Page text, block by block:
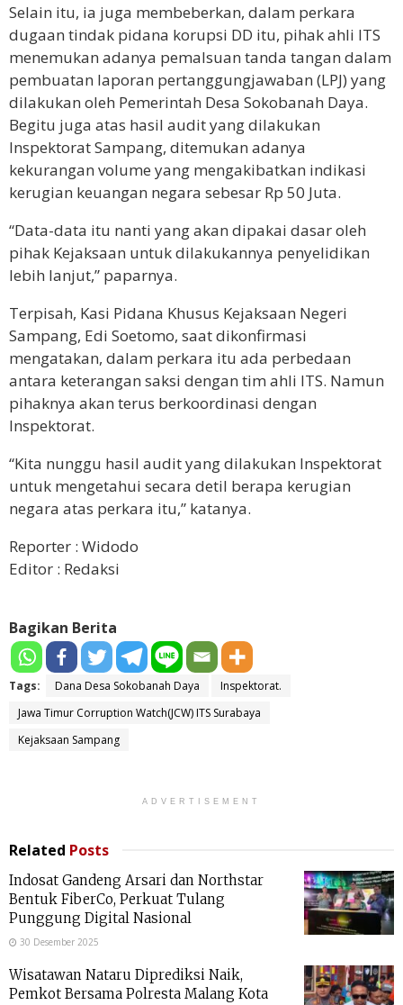
Selain itu, ia juga membeberkan, dalam perkara
dugaan tindak pidana korupsi DD itu, pihak ahli ITS
menemukan adanya pemalsuan tanda tangan dalam
pembuatan laporan pertanggungjawaban (LPJ) yang
dilakukan oleh Pemerintah Desa Sokobanah Daya.
Begitu juga atas hasil audit yang dilakukan
Inspektorat Sampang, ditemukan adanya
kekurangan volume yang mengakibatkan indikasi
kerugian keuangan negara sebesar Rp 50 Juta.
“Data-data itu nanti yang akan dipakai dasar oleh
pihak Kejaksaan untuk dilakukannya penyelidikan
lebih lanjut,” paparnya.
Terpisah, Kasi Pidana Khusus Kejaksaan Negeri
Sampang, Edi Soetomo, saat dikonfirmasi
mengatakan, dalam perkara itu ada perbedaan
antara keterangan saksi dengan tim ahli ITS. Namun
pihaknya akan terus berkoordinasi dengan
Inspektorat.
“Kita nunggu hasil audit yang dilakukan Inspektorat
untuk mengetahui secara detil berapa kerugian
negara atas perkara itu,” katanya.
Reporter : Widodo
Editor : Redaksi
Bagikan Berita
Tags: Dana Desa Sokobanah Daya
Inspektorat.
Jawa Timur Corruption Watch(JCW) ITS Surabaya
Kejaksaan Sampang
ADVERTISEMENT
Related Posts
Indosat Gandeng Arsari dan Northstar
Bentuk FiberCo, Perkuat Tulang
Punggung Digital Nasional
30 Desember 2025
Wisatawan Nataru Diprediksi Naik,
Pemkot Bersama Polresta Malang Kota